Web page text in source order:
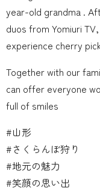
year-old grandma .
duos from Yomiuri
experience cherry
Together with our
can offer everyone
full of smiles
#山形
#さくらんぼ狩り
#地元の魅力
#笑顔の思い出